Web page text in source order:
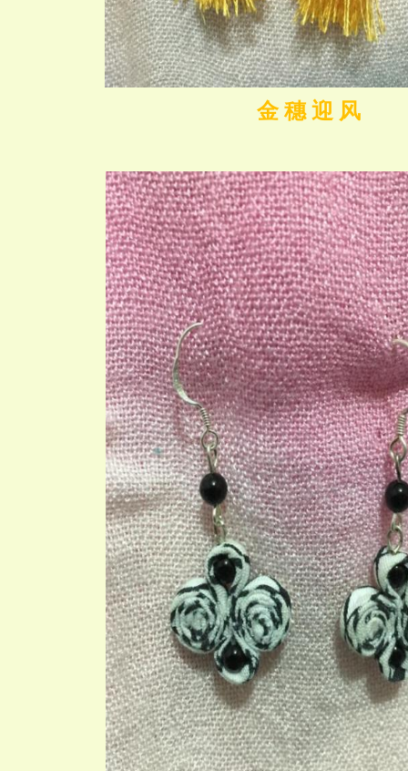
金 穗 迎 风